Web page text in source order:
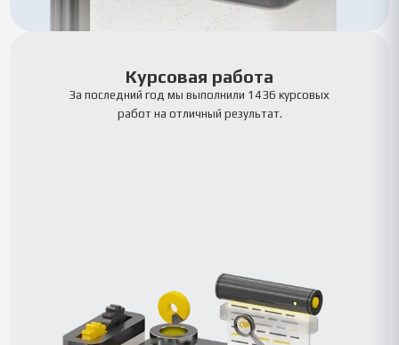
Курсовая работа
За последний год мы выполнили 1436 курсовых
работ на отличный результат.